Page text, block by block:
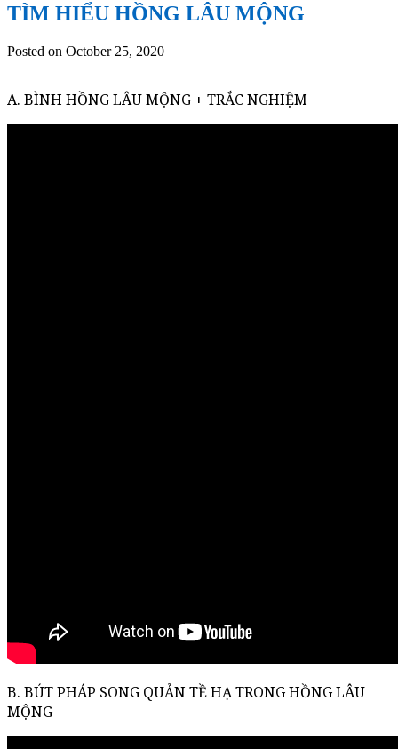
TÌM HIỂU HỒNG LÂU MỘNG
Posted on October 25, 2020
A. BÌNH HỒNG LÂU MỘNG + TRẮC NGHIỆM
B. BÚT PHÁP SONG QUẢN TỀ HẠ TRONG HỒNG LÂU
MỘNG